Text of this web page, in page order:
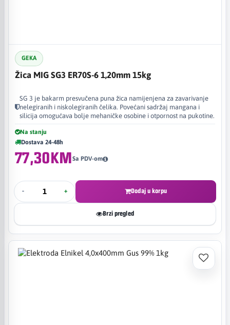
GEKA
Žica MIG SG3 ER70S-6 1,20mm 15kg
SG 3 je bakarm presvučena puna žica namijenjena za zavarivanje
nelegiranih i niskolegiranih čelika. Povećani sadržaj mangana i
silicija omogućava bolje mehaničke osobine i otpornost na pukotine.
Na stanju
Dostava 24-48h
77,30KMSa PDV-om
- + Dodaj u korpu
Brzi pregled